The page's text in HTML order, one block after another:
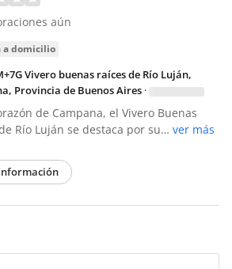
aún
a domicilio
Vivero buenas raíces de Río Luján,
Provincia de Buenos Aires ·
de Campana, el Vivero Buenas
Río Luján se destaca por su… ver más